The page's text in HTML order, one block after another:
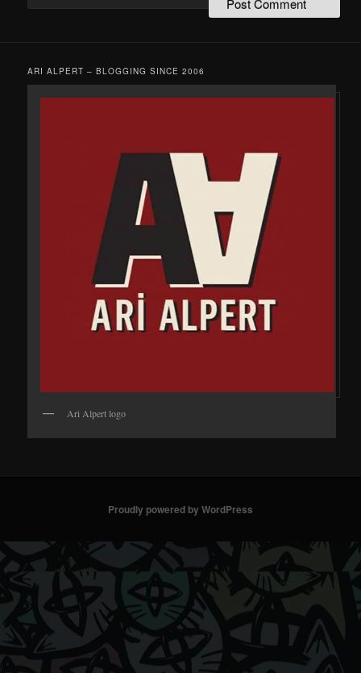
ARI ALPERT – BLOGGING SINCE 2006
Ari Alpert logo
Proudly powered by WordPress